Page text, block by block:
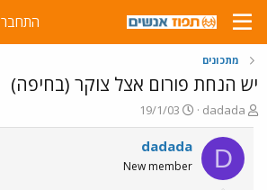
התחבר
מתכונים
יש הנחת פורום אצל צוקר (בחיפה)
פ
ו
ת
ח
ה
dadada
פ
ו
ר
ס
ם
19/1/03
D
dadada
New member